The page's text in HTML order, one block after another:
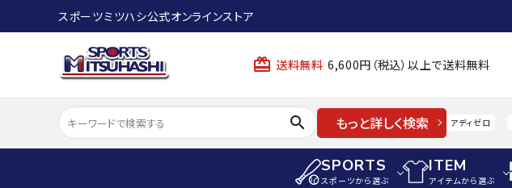
スポーツミツハシ公式オンラインストア
card_giftcard 送料無料 6,600円（税込）以上で送料無料
search もっと詳しく検索 アディゼロ
SPORTS
スポーツから選ぶ
ITEM
アイテムから選ぶ